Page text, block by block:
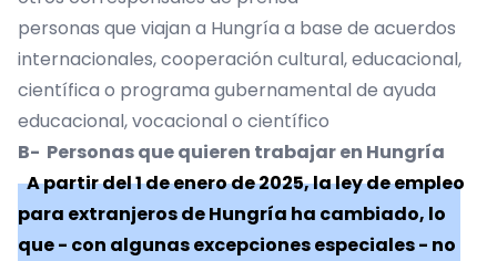
personas que viajan a Hungría a base de acuerdos
internacionales, cooperación cultural, educacional,
científica o programa gubernamental de ayuda
educacional, vocacional o científico
B- Personas que quieren trabajar en Hungría
A partir del 1 de enero de 2025, la ley de empleo
para extranjeros de Hungría ha cambiado, lo
que - con algunas excepciones especiales - no